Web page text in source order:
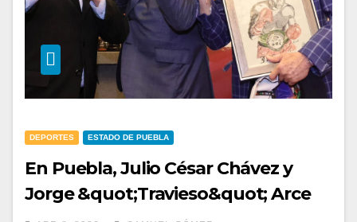
DEPORTES ESTADO DE PUEBLA
En Puebla, Julio César Chávez y
Jorge &quot;Travieso&quot; Arce